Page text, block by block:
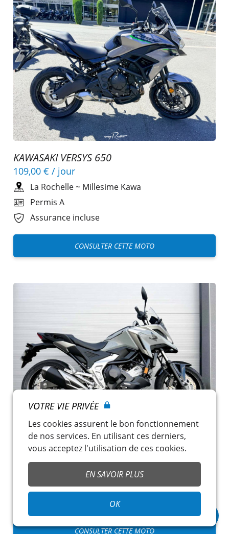
KAWASAKI VERSYS 650
109,00 € / jour
La Rochelle~ Millesime Kawa
Permis A
Assurance incluse
CONSULTER CETTE MOTO
HONDA NC 750 X
/ jour
Nouveau Monde
Permis A
CONSULTER CETTE MOTO
VOTRE VIE PRIVÉE
Les cookies assurent le bon fonctionnement
de nos services. En utilisant ces derniers,
vous acceptez l'utilisation de ces cookies.
EN SAVOIR PLUS
OK